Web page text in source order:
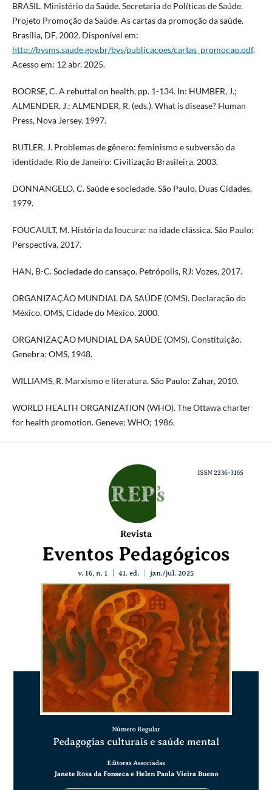
BRASIL. Ministério da Saúde. Secretaria de Políticas de Saúde.
Projeto Promoção da Saúde. As cartas da promoção da saúde.
Brasília, DF, 2002. Disponível em:
http://bvsms.saude.gov.br/bvs/publicacoes/cartas_promocao.pdf.
Acesso em: 12 abr. 2025.
BOORSE, C. A rebuttal on health, pp. 1-134. In: HUMBER, J.;
ALMENDER, J.; ALMENDER, R. (eds.). What is disease? Human
Press, Nova Jersey. 1997.
BUTLER, J. Problemas de gênero: feminismo e subversão da
identidade. Rio de Janeiro: Civilização Brasileira, 2003.
DONNANGELO, C. Saúde e sociedade. São Paulo, Duas Cidades,
1979.
FOUCAULT, M. História da loucura: na idade clássica. São Paulo:
Perspectiva, 2017.
HAN, B-C. Sociedade do cansaço. Petrópolis, RJ: Vozes, 2017.
ORGANIZAÇÃO MUNDIAL DA SAÚDE (OMS). Declaração do
México. OMS, Cidade do México, 2000.
ORGANIZAÇÃO MUNDIAL DA SAÚDE (OMS). Constituição.
Genebra: OMS, 1948.
WILLIAMS, R. Marxismo e literatura. São Paulo: Zahar, 2010.
WORLD HEALTH ORGANIZATION (WHO). The Ottawa charter
for health promotion. Geneve: WHO; 1986.